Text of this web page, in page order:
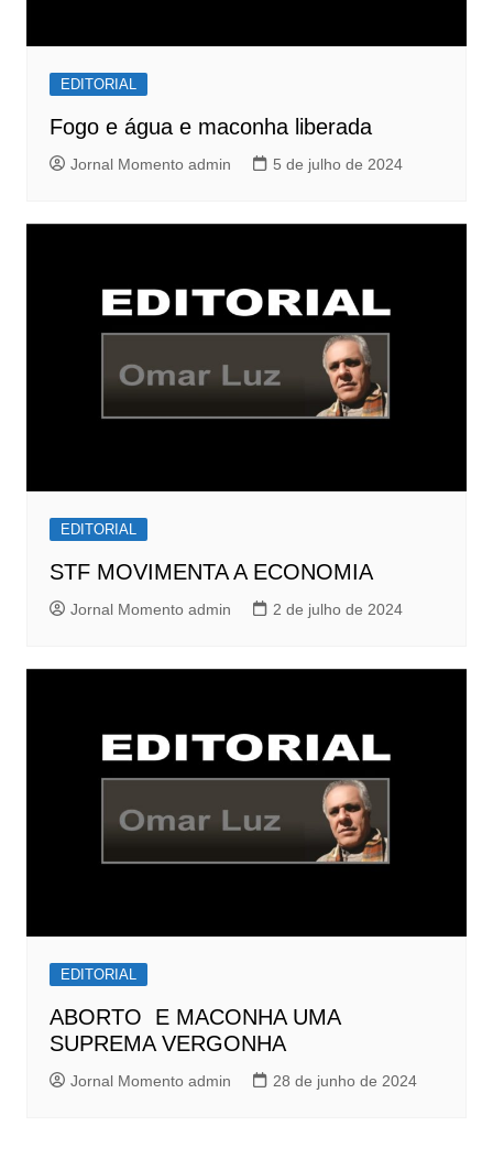
EDITORIAL
Fogo e água e maconha liberada
Jornal Momento admin 5 de julho de 2024
EDITORIAL
STF MOVIMENTA A ECONOMIA
Jornal Momento admin 2 de julho de 2024
EDITORIAL
ABORTO E MACONHA UMA
SUPREMA VERGONHA
Jornal Momento admin 28 de junho de 2024